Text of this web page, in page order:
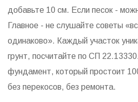
добавьте 10 см. Если песок -
Главное - не слушайте советы
одинаково». Каждый участок
грунт, посчитайте по СП
фундамент, который простоит
без перекосов, без ремонта.